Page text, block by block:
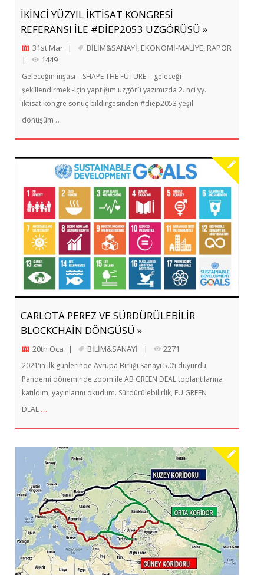
İKİNCİ YÜZYIL İKTİSAT KONGRESİ
REFERANSI İLE #DIEP2053 UZGÖRÜSÜ »
31st Mar | BİLİM&SANAYİ, EKONOMİ-MALİYE, RAPOR
|
1449
Geleceğin inşası – SHAPE THE FUTURE = geleceği
şekillendirmek -için yaptığım uzgörü yazımızda 2. nci yy.
iktisat kongre sonuç bildirgesinden #diep2053 yeşil
dönüşüm …
CARLOTA PEREZ VE SÜRDÜRÜLEBİLİR
BLOCKCHAİN DÖNGÜSÜ »
20th Oca | BİLİM&SANAYİ | 2271
2021’in ilk günlerinde Avrupa Birliği Sanayi 5.0’ı duyurdu.
Pandemi döneminde zoom ile AB GREEN DEAL toplantılarına
katıldım, yayınlarını okudum. Sürdürülebilirlik, EU GREEN
DEAL …